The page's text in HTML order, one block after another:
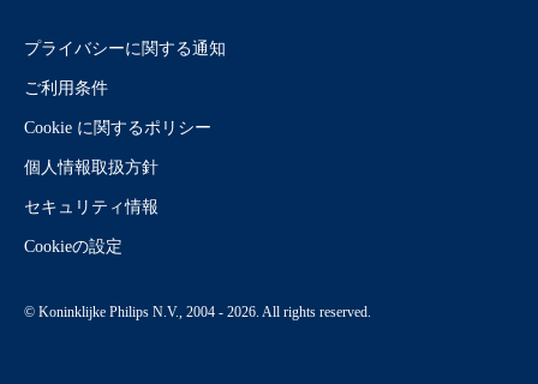
プライバシーに関する通知
ご利用条件
Cookie に関するポリシー
個人情報取扱方針
セキュリティ情報
Cookieの設定
© Koninklijke Philips N.V., 2004 - 2026. All rights reserved.